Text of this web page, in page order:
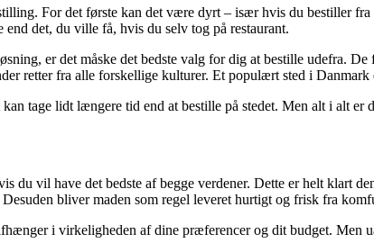
For det første kan det være dyrt – især hvis du bestiller
det, du ville få, hvis du selv tog på restaurant.
er det måske det bedste valg for dig at bestille udefra.
retter fra alle forskellige kulturer. Et populært sted i Danmark
kan tage lidt længere tid end at bestille på stedet. Men alt i alt
du vil have det bedste af begge verdener. Dette er helt klart
bliver maden som regel leveret hurtigt og frisk fra
i virkeligheden af dine præferencer og dit budget. Men